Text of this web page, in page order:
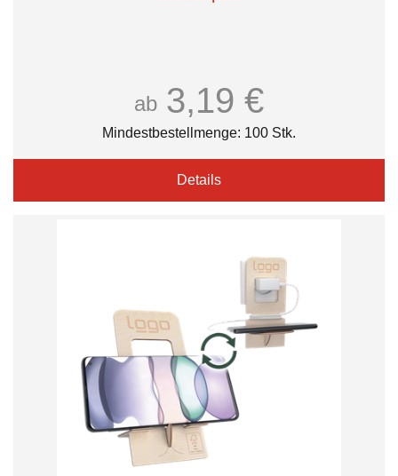
ab 3,19 €
Mindestbestellmenge: 100 Stk.
Details